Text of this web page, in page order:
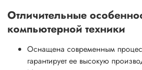
Отличительные
компьютерной техники
Оснащена современным
гарантирует ее высокую